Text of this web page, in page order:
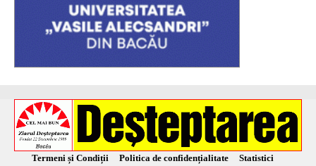
Termeni și Condiții Politica de confidențialitate
Statistici